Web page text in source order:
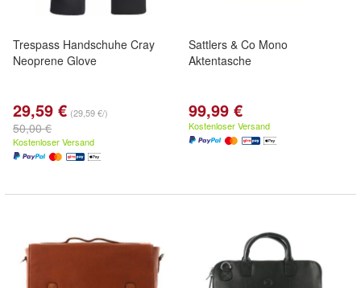
Trespass Handschuhe Cray
Neoprene Glove
29,59 € (29,59 €/)
50,00 €
Kostenloser Versand
Sattlers & Co Mono
Aktentasche
99,99 €
Kostenloser Versand